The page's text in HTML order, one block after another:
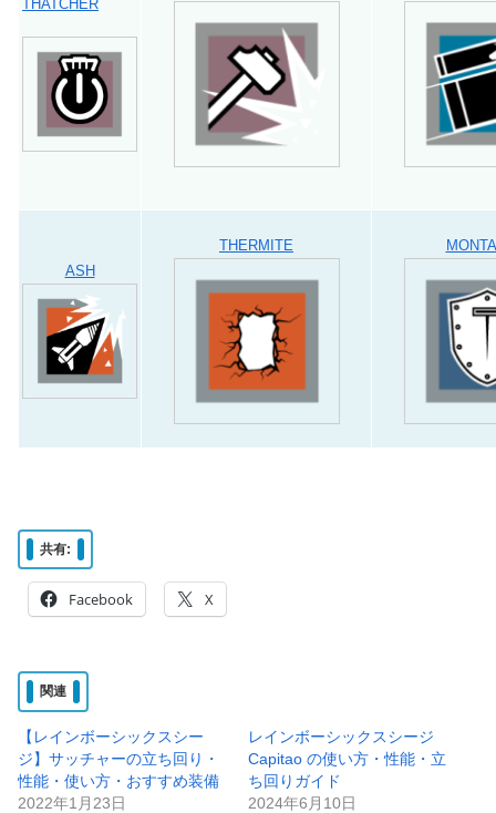
THATCHER
ASH
THERMITE
共有:
Facebook X
関連
【レインボーシックスシー
ジ】サッチャーの立ち回り・
性能・使い方・おすすめ装備
2022年1月23日
レインボーシックスシージ
Capitao の使い方・性能・立
ち回りガイド
2024年6月10日